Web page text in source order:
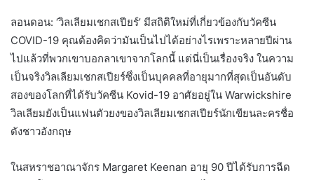
ลอนดอน: ‘วิลเลียมเชกสเปียร์’ มีสถิติใหม่ที่เกี่ยวข้องกับวัคซีน
COVID-19 คุณต้องคิดว่ามันเป็นไปได้อย่างไรเพราะหลายปีผ่าน
ไปแล้วที่พวกเขาบอกลาเขาจากโลกนี้ แต่นี่เป็นเรื่องจริง ในความ
เป็นจริงวิลเลียมเชกสเปียร์ซึ่งเป็นบุคคลที่อายุมากที่สุดเป็นอันดับ
สองของโลกที่ได้รับวัคซีน Kovid-19 อาศัยอยู่ใน Warwickshire
วิลเลียมยังเป็นแฟนตัวยงของวิลเลียมเชกสเปียร์นักเขียนละครชื่อ
ดังชาวอังกฤษ
ในสหราชอาณาจักร Margaret Keenan อายุ 90 ปีได้รับการฉีด